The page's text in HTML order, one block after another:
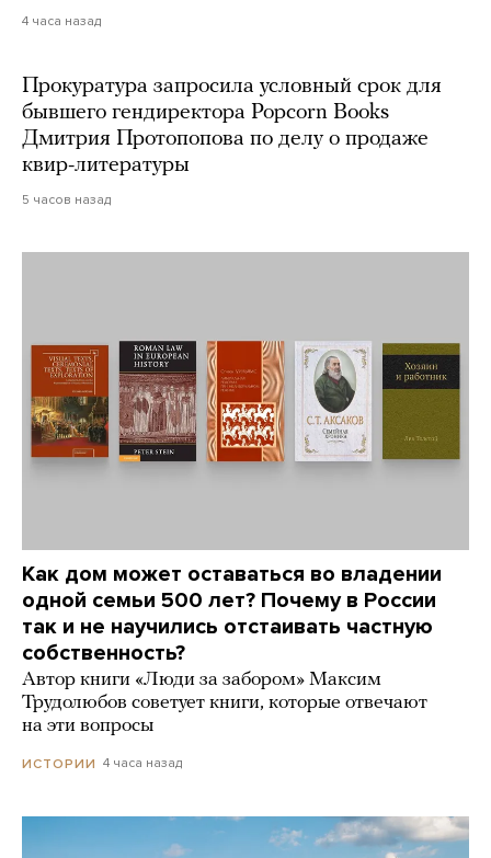
4 часа назад
Прокуратура запросила условный срок для
бывшего гендиректора Popcorn Books
Дмитрия Протопопова по делу о продаже
квир-литературы
5 часов назад
Как дом может оставаться во владении
одной семьи 500 лет? Почему в России
так и не научились отстаивать частную
собственность?
Автор книги «Люди за забором» Максим
Трудолюбов советует книги, которые отвечают
на эти вопросы
ИСТОРИИ 4 часа назад